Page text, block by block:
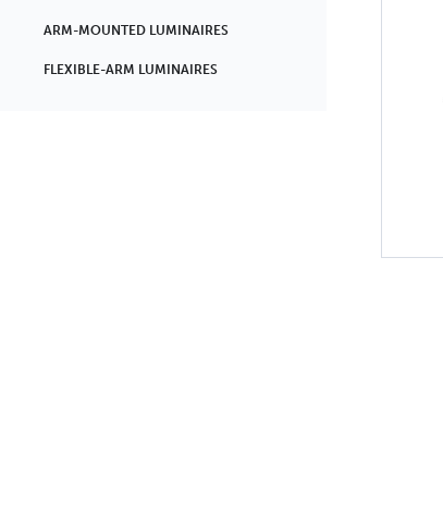
ARM-MOUNTED LUMINAIRES
FLEXIBLE-ARM LUMINAIRES